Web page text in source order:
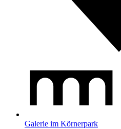
Galerie im Körnerpark